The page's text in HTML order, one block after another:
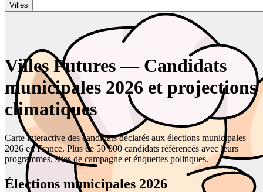
Villes
Villes Futures — Candidats
municipales 2026 et projections
climatiques
Carte interactive des candidats déclarés aux élections municipales
2026 en France. Plus de 50 000 candidats référencés avec leurs
programmes, sites de campagne et étiquettes politiques.
Élections municipales 2026